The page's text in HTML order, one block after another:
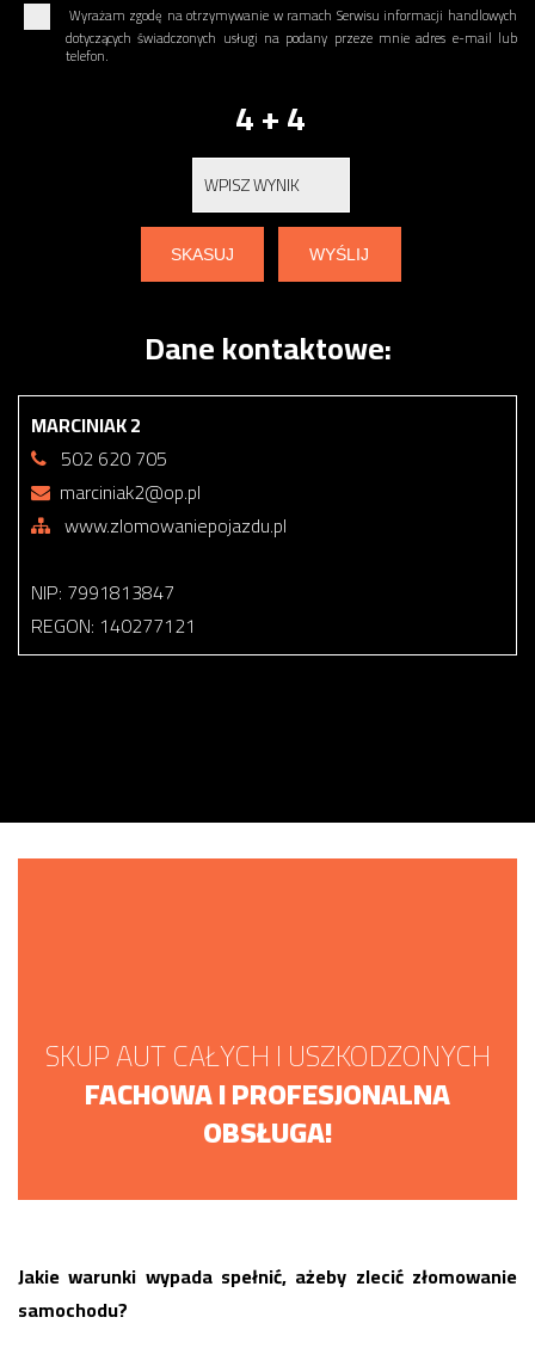
Wyrażam zgodę na otrzymywanie w ramach Serwisu informacji handlowych
dotyczących świadczonych usługi na podany przeze mnie adres e-mail lub
telefon.
4 + 4
Dane kontaktowe:
MARCINIAK 2
502 620 705
marciniak2@op.pl
www.zlomowaniepojazdu.pl
NIP: 7991813847
REGON: 140277121
SKUP AUT CAŁYCH I USZKODZONYCH
FACHOWA I PROFESJONALNA
OBSŁUGA!
Jakie warunki wypada spełnić, ażeby zlecić złomowanie
samochodu?